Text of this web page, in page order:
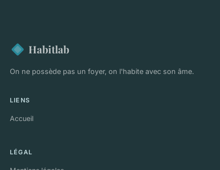
Habitlab
On ne possède pas un foyer, on l'habite avec son âme.
LIENS
Accueil
LÉGAL